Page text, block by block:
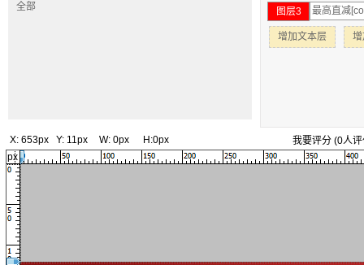
全部
图层3
增加文本层
X: 653px Y: 11px W: 0px H:0px 我要评分 (0人
px